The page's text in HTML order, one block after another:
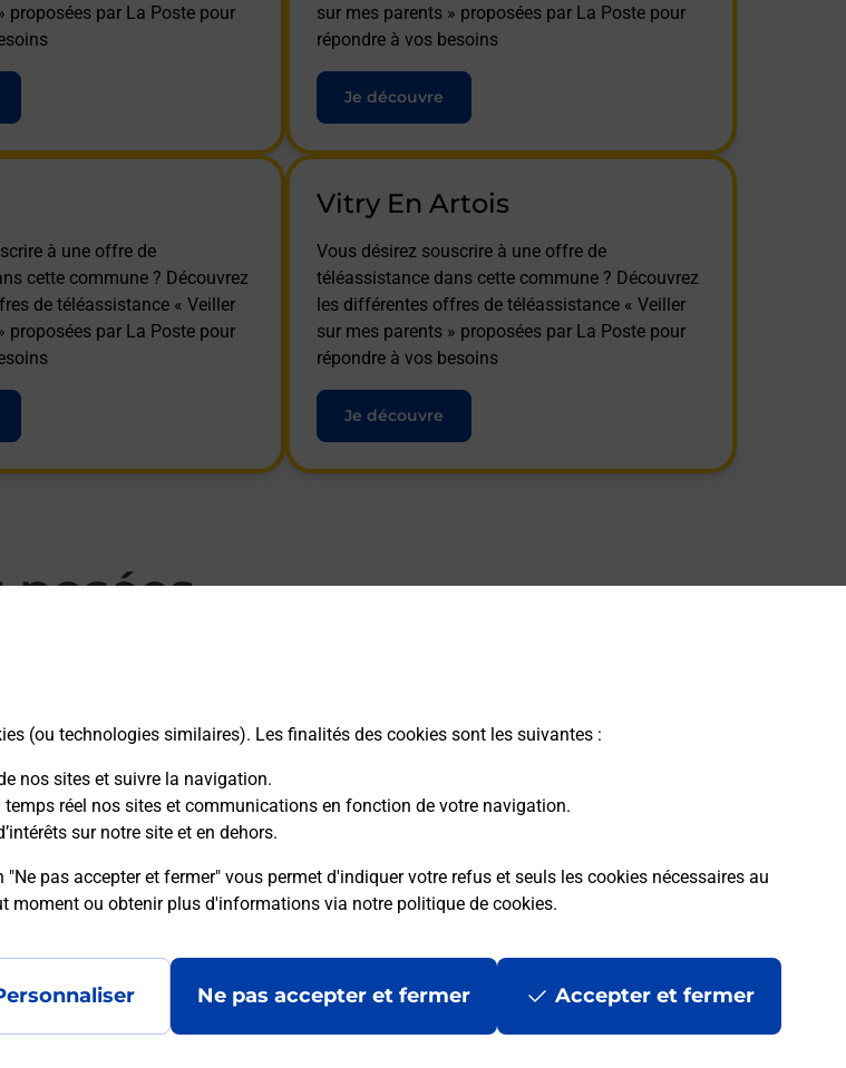
(ou technologies similaires). Les finalités des cookies sont les suivantes :
nos sites et suivre la navigation.
réel nos sites et communications en fonction de votre navigation.
sur notre site et en dehors.
pas accepter et fermer" vous permet d'indiquer votre refus et seuls les cookies nécessaires au
moment ou obtenir plus d'informations via notre politique de cookies.
Ne pas accepter et fermer Accepter et fermer
proposées par La Poste pour
sur mes parents » proposées par La Poste pour
répondre à vos besoins
Je découvre
à une offre de
cette commune ? Découvrez
de téléassistance « Veiller
proposées par La Poste pour
Vitry En Artois
Vous désirez souscrire à une offre de
téléassistance dans cette commune ? Découvrez
les différentes offres de téléassistance « Veiller
sur mes parents » proposées par La Poste pour
répondre à vos besoins
Je découvre
que c’est ?
conforme Mentions légales Données personnelles et cookies